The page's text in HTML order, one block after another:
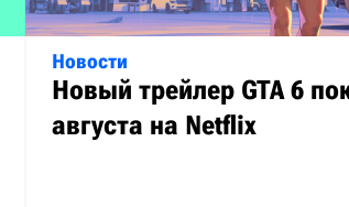
Новости
Новый трейлер GTA 6
августа на Netflix